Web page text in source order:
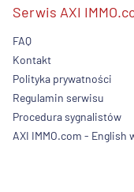
Serwis AXI
FAQ
Kontakt
Polityka prywatności
Regulamin serwisu
Procedura sygnalistów
AXI IMMO.com - English